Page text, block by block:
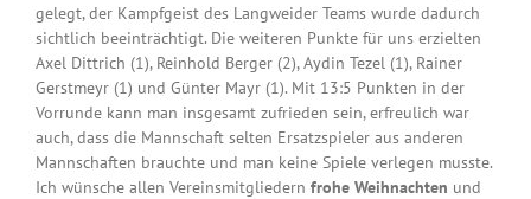
gelegt, der Kampfgeist des Langweider Teams wurde dadurch
sichtlich beeinträchtigt. Die weiteren Punkte für uns erzielten
Axel Dittrich (1), Reinhold Berger (2), Aydin Tezel (1), Rainer
Gerstmeyr (1) und Günter Mayr (1). Mit 13:5 Punkten in der
Vorrunde kann man insgesamt zufrieden sein, erfreulich war
auch, dass die Mannschaft selten Ersatzspieler aus anderen
Mannschaften brauchte und man keine Spiele verlegen musste.
Ich wünsche allen Vereinsmitgliedern frohe Weihnachten und